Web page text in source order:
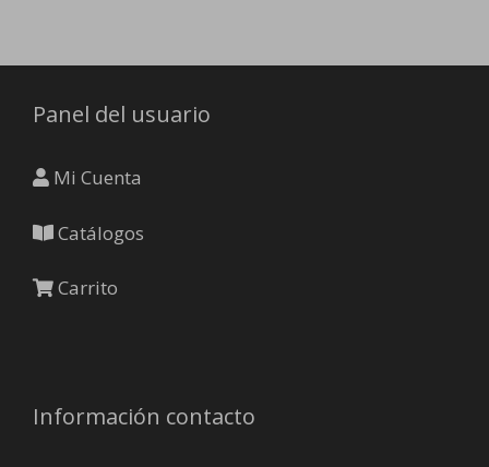
Panel del usuario
Mi Cuenta
Catálogos
Carrito
Información contacto